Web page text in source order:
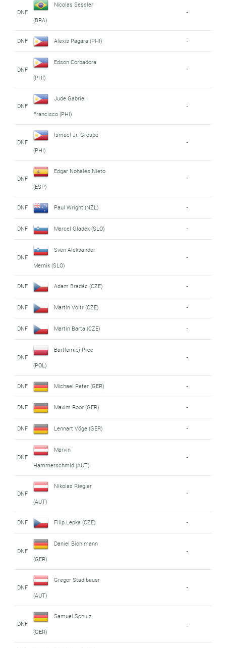
DNF
Nícolas Sessler
(BRA)
-
DNF Alexis Pagara (PHI) -
DNF
Edson Corbadora
(PHI)
-
DNF
Jude Gabriel
Francisco (PHI)
-
DNF
Ismael Jr. Grospe
(PHI)
-
DNF
Edgar Nohales Nieto
(ESP)
-
DNF Paul Wright (NZL) -
DNF Marcel Gladek (SLO) -
DNF
Sven Aleksander
Mernik (SLO)
-
DNF Adam Bradác (CZE) -
DNF Martin Voltr (CZE) -
DNF Martin Barta (CZE) -
DNF
Bartlomiej Proc
(POL)
-
DNF Michael Peter (GER) -
DNF Maxim Roor (GER) -
DNF Lennart Vöge (GER) -
DNF
Marvin
Hammerschmid (AUT)
-
DNF
Nikolas Riegler
(AUT)
-
DNF Filip Lepka (CZE) -
DNF
Daniel Bichlmann
(GER)
-
DNF
Gregor Stadlbauer
(AUT)
-
DNF
Samuel Schulz
(GER)
-